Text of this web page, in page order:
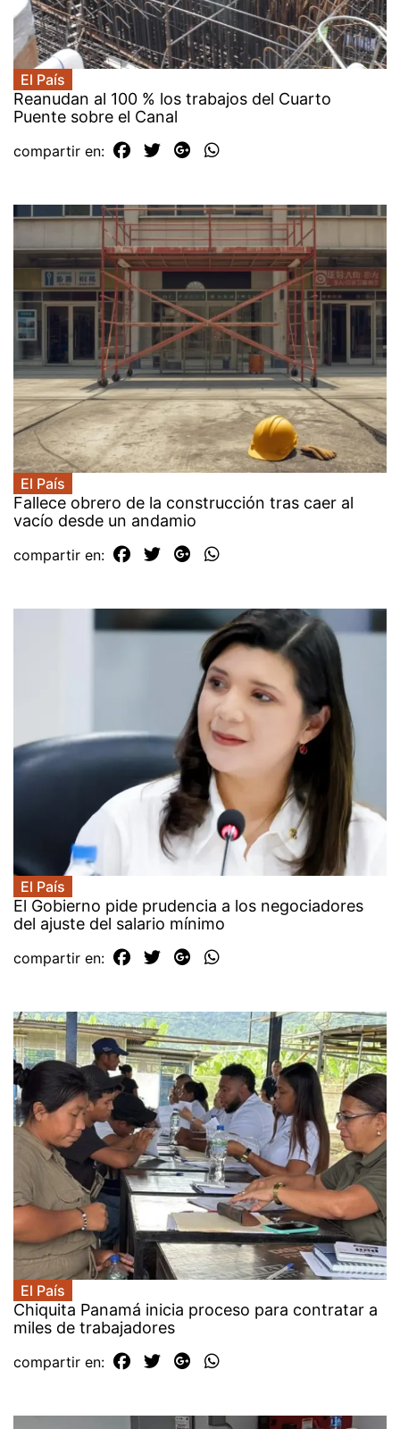
El País
Reanudan al 100 % los trabajos del Cuarto
Puente sobre el Canal
compartir en:
El País
Fallece obrero de la construcción tras caer al
vacío desde un andamio
compartir en:
El País
El Gobierno pide prudencia a los negociadores
del ajuste del salario mínimo
compartir en:
El País
Chiquita Panamá inicia proceso para contratar a
miles de trabajadores
compartir en: